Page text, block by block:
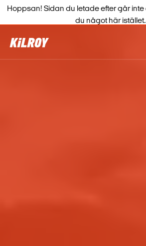
Hoppsan! Sidan du letade efter går inte
du något här